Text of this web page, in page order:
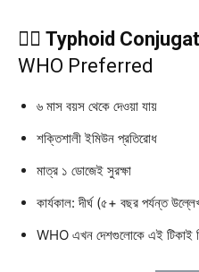
২️⃣ Typhoid
WHO Preferred
৬ মাস বয়স থেকে দেওয়া যায়
শক্তিশালী ইমিউন প্রতিরোধ
মাত্র ১ ডোজেই সুরক্ষা
কার্যকাল: দীর্ঘ (৫+ বছর পর্যন্ত
WHO এখন দেশগুলোকে এই টিকাই